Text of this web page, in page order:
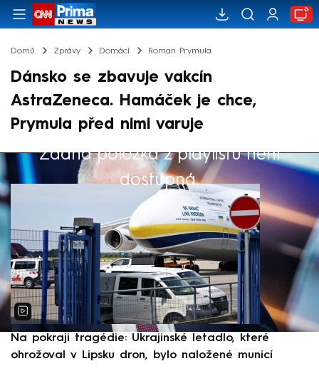
Domů Zprávy Domácí Roman Prymula
Dánsko se zbavuje vakcín
AstraZeneca. Hamáček je chce,
Prymula před nimi varuje
Žádná položka z playlistu není
dostupná.
Výběr redakce
Na pokraji tragédie: Ukrajinské letadlo, které
ohrožoval v Lipsku dron, bylo naložené municí